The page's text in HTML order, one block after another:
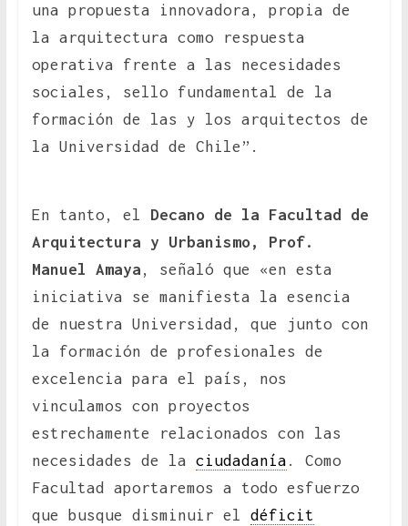
una propuesta innovadora, propia de
la arquitectura como respuesta
operativa frente a las necesidades
sociales, sello fundamental de la
formación de las y los arquitectos de
la Universidad de Chile”.
En tanto, el Decano de la Facultad de
Arquitectura y Urbanismo, Prof.
Manuel Amaya , señaló que «en esta
iniciativa se manifiesta la esencia
de nuestra Universidad, que junto con
la formación de profesionales de
excelencia para el país, nos
vinculamos con proyectos
estrechamente relacionados con las
necesidades de la ciudadanía . Como
Facultad aportaremos a todo esfuerzo
que busque disminuir el déficit